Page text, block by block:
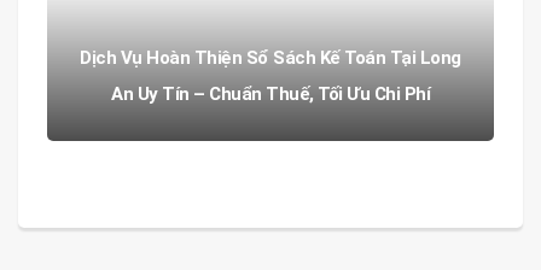
Dịch Vụ Hoàn Thiện Sổ Sách Kế Toán Tại Long
An Uy Tín – Chuẩn Thuế, Tối Ưu Chi Phí